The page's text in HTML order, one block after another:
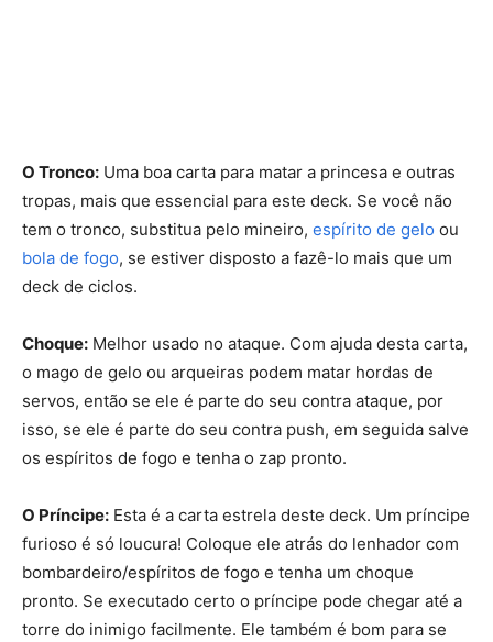
O Tronco: Uma boa carta para matar a princesa e outras
tropas, mais que essencial para este deck. Se você não
tem o tronco, substitua pelo mineiro, espírito de gelo ou
bola de fogo, se estiver disposto a fazê-lo mais que um
deck de ciclos.
Choque: Melhor usado no ataque. Com ajuda desta carta,
o mago de gelo ou arqueiras podem matar hordas de
servos, então se ele é parte do seu contra ataque, por
isso, se ele é parte do seu contra push, em seguida salve
os espíritos de fogo e tenha o zap pronto.
O Príncipe: Esta é a carta estrela deste deck. Um príncipe
furioso é só loucura! Coloque ele atrás do lenhador com
bombardeiro/espíritos de fogo e tenha um choque
pronto. Se executado certo o príncipe pode chegar até a
torre do inimigo facilmente. Ele também é bom para se